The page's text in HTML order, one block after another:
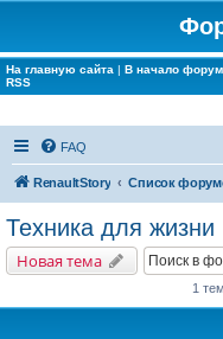
На главную сайта | В начало
RSS
FAQ
RenaultStory Список
Техника для жизни
Новая тема
1